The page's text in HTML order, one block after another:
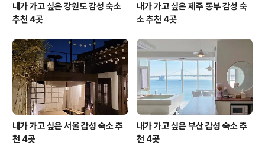
내가 가고 싶은 강원도 감성 숙소
추천 4곳
내가 가고 싶은 제주 동부 감성 숙
소 추천 4곳
내가 가고 싶은 서울 감성 숙소 추
천 4곳
내가 가고 싶은 부산 감성 숙소 추
천 4곳